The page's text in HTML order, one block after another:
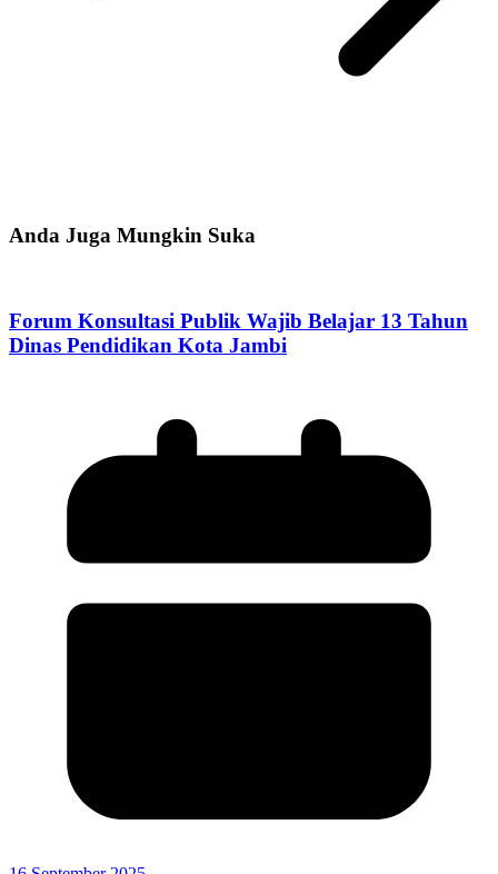
Anda Juga Mungkin Suka
Forum Konsultasi Publik Wajib Belajar 13 Tahun
Dinas Pendidikan Kota Jambi